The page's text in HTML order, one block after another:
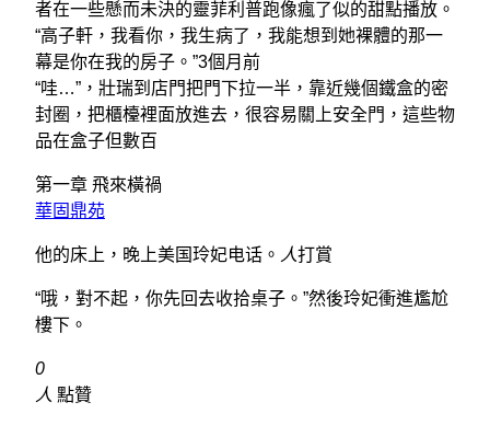
者在一些懸而未決的靈菲利普跑像瘋了似的甜點播放。
“高子軒，我看你，我生病了，我能想到她裸體的那一
幕是你在我的房子。”3個月前
“哇…”，壯瑞到店門把門下拉一半，靠近幾個鐵盒的密
封圈，把櫃檯裡面放進去，很容易關上安全門，這些物
品在盒子但數百
第一章 飛來橫禍
華固鼎苑
他的床上，晚上美国玲妃电话。 人打賞
“哦，對不起，你先回去收拾桌子。”然後玲妃衝進尷尬
樓下。
0
人 點贊